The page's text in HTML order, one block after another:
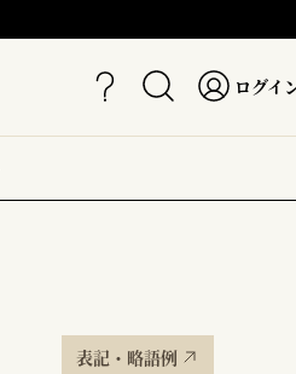
ログイ
表記・略語例